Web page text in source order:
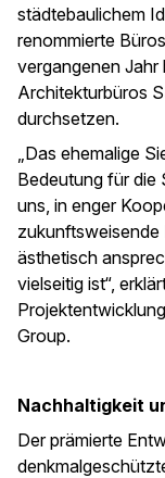
städtebaulichem
renommierte
vergangenen Jahr
Architekturbüros
durchsetzen.
„Das ehemalige
Bedeutung für die
uns, in enger
ästhetisch
vielseitig ist“,
Group.
Nachhaltigkeit
Der prämierte